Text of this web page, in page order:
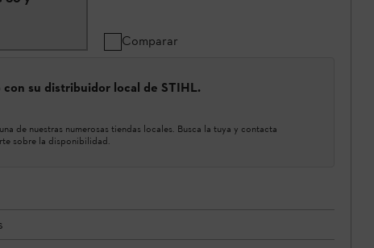
Comparar
con su distribuidor local de STIHL.
de nuestras numerosas tiendas locales. Busca la tuya y contacta
sobre la disponibilidad.